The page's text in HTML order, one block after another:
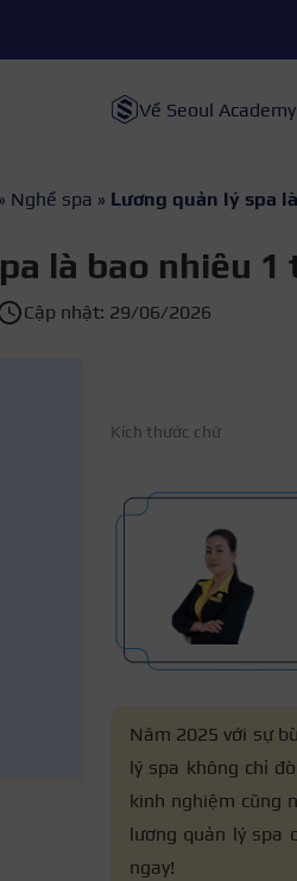
Về Seoul Academy
» Nghề spa » Lương quản lý spa
là bao nhiêu
Cập nhật: 29/06/2026
Kích thước chữ
Năm 2025 với sự
lý spa không chỉ
kinh nghiệm cũng
lương quản lý spa
ngay!